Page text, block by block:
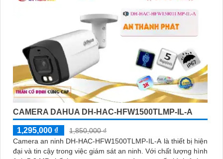
CAMERA DAHUA DH-HAC-HFW1500TLMP-IL-A
1,295,000 ₫
1,850,000 ₫
Camera an ninh DH-HAC-HFW1500TLMP-IL-A là thiết bị hiện
đại và tin cậy trong việc giám sát an ninh. Với chất lượng hình